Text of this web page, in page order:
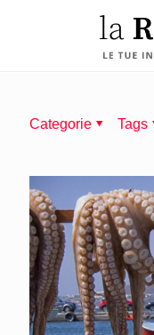
Categorie Tags